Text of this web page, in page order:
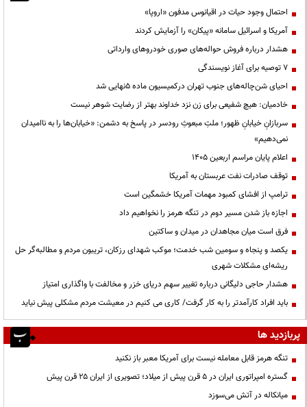
احتمال وجود حیات در اقیانوس مدفون «اروپا»
آمریکا و اسرائیل سامانه «پیکان» را آزمایش کردند
هشدار درباره فروش حواله‌های صوری خودروهای وارداتی
۷ توصیه برای آغاز نویسندگی
احیای شن‌چاله‌های جنوب تهران درکمیسیون ماده ۵نهایی شد
خادمیان: هیچ شفیعی برای زن نزد خداوند بهتر از رضایت شوهر نیست
سربازانِ خیابانِ ظهور؛ ملتِ مبعوثِ رودسر در پاسخ به دشمن: «خیابان‌ها را به ناامیدان
نمی‌دهیم»
اعلام پایان مراسم اربعین ۱۴۰۵
توقف صادرات نفت عربستان به آمریکا
ترامپ از افشای کمبود مهمات آمریکا خشمگین است
اجازه باز شدن مسیر دوم در تنگه هرمز را نخواهیم داد
فرق است میان مجاهدان در میدان و ساکتین
یکصد و پنجاه و سومین شب خدمت؛ موکب شهدای رزکان، تریبون مردم و مطالبه‌گر حل
ریشه‌ای مشکلات شهری
هشدار حاجی دلیگانی درباره تغییر سهم دریای خزر و مخالفت با واگذاری امتیاز
باید افراد کارآمدتر را به کار گرفت/ کاری می کنیم در معیشت مردم مشکلی پیش نیاید
پربازدید ها
تنگه هرمز قابل معامله نیست برای آمریکا معبر باز نکنید
گستره امپراتوری ایران در ۵ قرن پیش از میلاد؛ تصویری از ایران ۲۵ قرن پیش
میانکاله در آتش می‌سوزد